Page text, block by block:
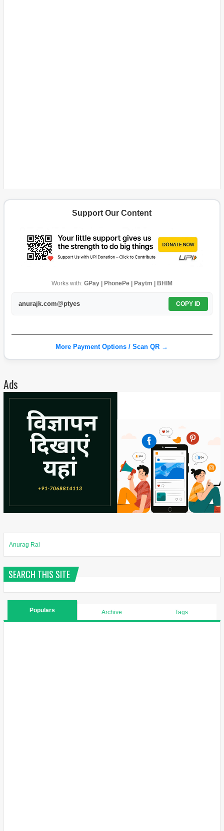
Support Our Content
Works with: GPay | PhonePe | Paytm | BHIM
anurajk.com@ptyes COPY ID
More Payment Options / Scan QR →
Ads
Anurag Rai
SEARCH THIS SITE
Populars Archive Tags